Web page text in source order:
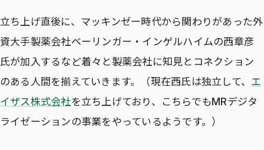
立ち上げ直後に、マッキンゼー時代から関わりがあった外
資大手製薬会社ベーリンガー・インゲルハイムの西章彦
氏が加入するなど着々と製薬会社に知見とコネクション
のある人間を揃えていきます。（現在西氏は独立して、 エ
イザス株式会社を立ち上げており、こちらでもMRデジタ
ライゼーションの事業をやっているようです。）